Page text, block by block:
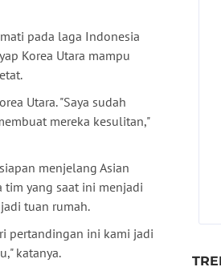
pada laga Indonesia
Korea Utara mampu
Utara. "Saya sudah
mereka kesulitan,"
menjelang Asian
tim yang saat ini menjadi
tuan rumah.
pertandingan ini kami jadi
katanya.